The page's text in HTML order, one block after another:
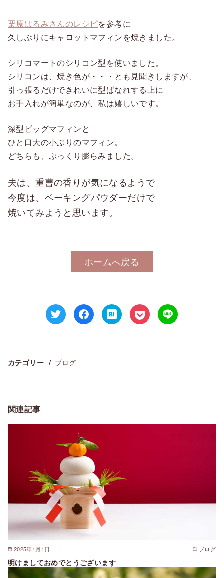
栗原はるみさんのレシピを参考に
久しぶりにキャロットマフィンを焼きました。
シリコマートのシリコン型を使いました。
シリコンは、焼き色が・・・とも見聞きしますが、
引っ張るだけできれいに型ばなれする上に
お手入れが簡単なのが、私は嬉しいです。
深型ビッグマフィンと
ひと口大の小ぶりのマフィン。
どちらも、ぷっくり膨らみました。
夫は、重曹の香りが気になるようで
今度は、ベーキングパウダーだけで
焼いてみようと思います。
ホームへ戻る
カテゴリー ブログ
関連記事
2025年1月1日 ブログ
明けましておめでとうございます